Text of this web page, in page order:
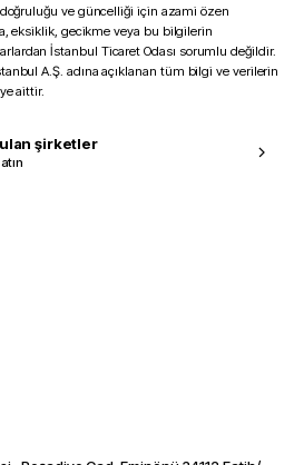
ve güncelliği için azami özen
eksiklik, gecikme veya bu bilgilerin
İstanbul Ticaret Odası sorumlu değildir.
A.Ş. adına açıklanan tüm bilgi ve verilerin
aittir.
şirketler